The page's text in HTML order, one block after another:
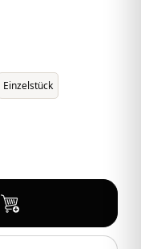
Einzelstück